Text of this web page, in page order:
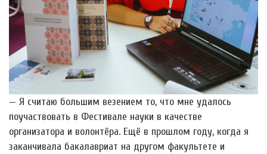
— Я считаю большим везением то, что мне удалось
поучаствовать в Фестивале науки в качестве
организатора и волонтёра. Ещё в прошлом году, когда я
заканчивала бакалавриат на другом факультете и